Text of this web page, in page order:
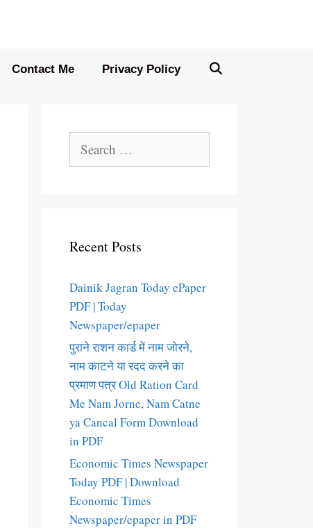
Contact Me Privacy Policy
for:
Recent Posts
Dainik Jagran Today ePaper
PDF | Today
Newspaper/epaper
पुराने राशन कार्ड में नाम जोरने,
नाम काटने या रदद करने का
प्रमाण पत्र Old Ration Card
Me Nam Jorne, Nam Catne
ya Cancal Form Download
in PDF
Economic Times Newspaper
Today PDF | Download
Economic Times
Newspaper/epaper in PDF